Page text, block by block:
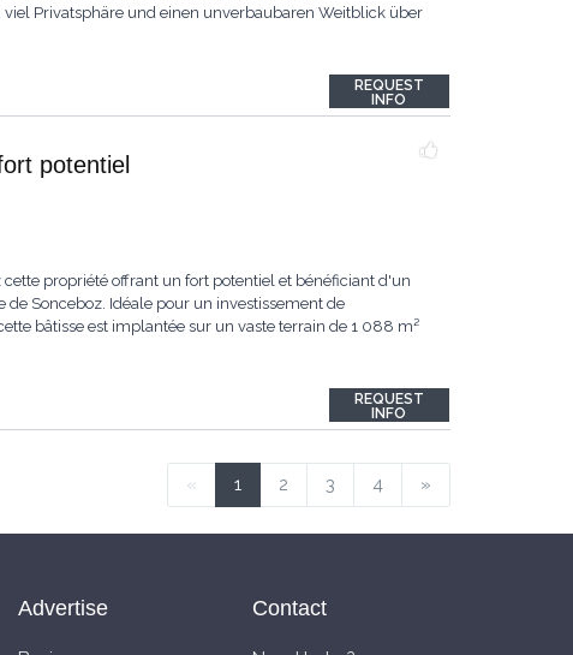
Privatsphäre und einen unverbaubaren Weitblick über
REQUEST
INFO
potentiel
propriété offrant un fort potentiel et bénéficiant d'un
Sonceboz. Idéale pour un investissement de
bâtisse est implantée sur un vaste terrain de 1 088 m²
REQUEST
INFO
« 1 2 3 4 »
Advertise Contact